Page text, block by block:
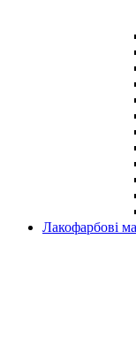
Лакофарбові